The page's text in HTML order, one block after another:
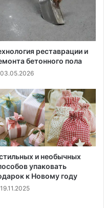
реставрации и
бетонного пола
03.05.2026
и необычных
упаковать
к Новому году
19.11.2025